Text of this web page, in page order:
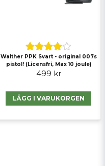
Walther PPK Svart - original 007s
pistol! (Licensfri, Max 10 joule)
499 kr
LÄGG I VARUKORGEN